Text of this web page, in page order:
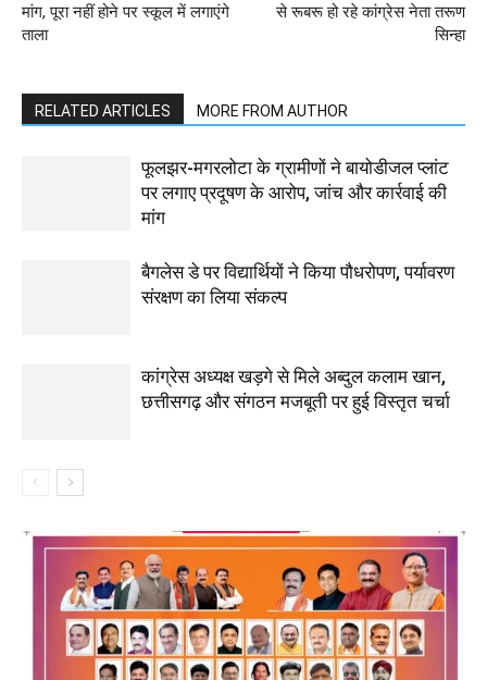
मांग, पूरा नहीं होने पर स्कूल में लगाएंगे
ताला
से रूबरू हो रहे कांग्रेस नेता तरूण
सिन्हा
RELATED ARTICLES MORE FROM AUTHOR
फूलझर-मगरलोटा के ग्रामीणों ने बायोडीजल प्लांट
पर लगाए प्रदूषण के आरोप, जांच और कार्रवाई की
मांग
बैगलेस डे पर विद्यार्थियों ने किया पौधरोपण, पर्यावरण
संरक्षण का लिया संकल्प
कांग्रेस अध्यक्ष खड़गे से मिले अब्दुल कलाम खान,
छत्तीसगढ़ और संगठन मजबूती पर हुई विस्तृत चर्चा